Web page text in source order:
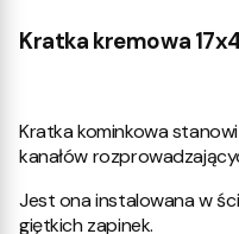
Kratka kremowa
Kratka kominkowa
kanałów
Jest ona instalowana w
giętkich zapinek.